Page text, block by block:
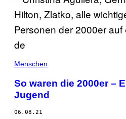
Menschen
So waren die 2000er –
Jugend
06.08.21